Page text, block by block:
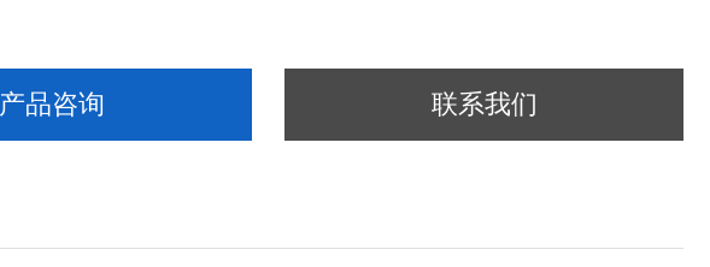
产品咨询 联系我们